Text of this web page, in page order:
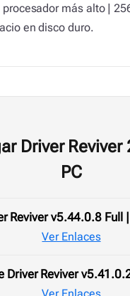
más alto |
en disco duro.
Driver
PC
Reviver v5.44.0.8 Full
Ver Enlaces
Driver Reviver